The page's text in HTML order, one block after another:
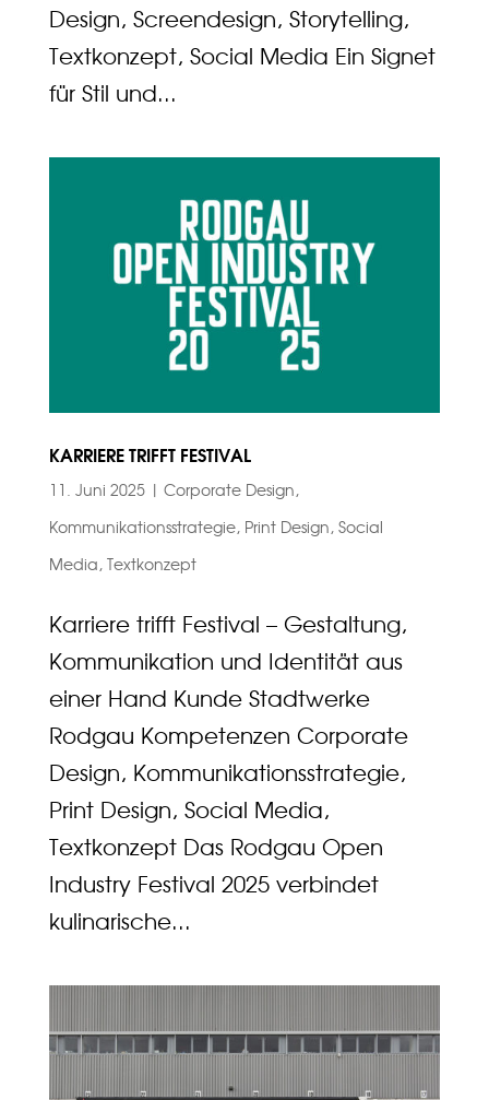
Design, Screendesign, Storytelling,
Textkonzept, Social Media Ein Signet
für Stil und...
KARRIERE TRIFFT FESTIVAL
11. Juni 2025| Corporate Design,
Kommunikationsstrategie, Print Design, Social
Media, Textkonzept
Karriere trifft Festival – Gestaltung,
Kommunikation und Identität aus
einer Hand Kunde Stadtwerke
Rodgau Kompetenzen Corporate
Design, Kommunikationsstrategie,
Print Design, Social Media,
Textkonzept Das Rodgau Open
Industry Festival 2025 verbindet
kulinarische...